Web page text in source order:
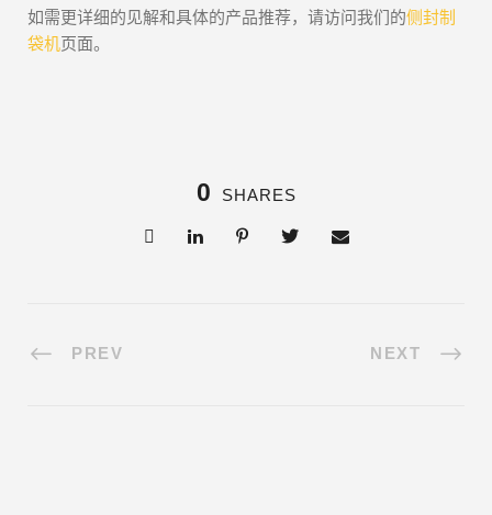
如需更详细的见解和具体的产品推荐，请访问我们的侧封制
袋机页面。
0 SHARES
PREV NEXT